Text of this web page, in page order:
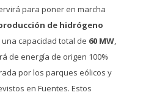
para poner en marcha
de hidrógeno
capacidad total de 60 MW,
de energía de origen 100%
por los parques eólicos y
en Fuentes. Estos